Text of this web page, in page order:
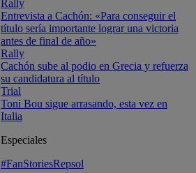
Rally
Entrevista a Cachón: «Para conseguir el
título sería importante lograr una victoria
antes de final de año»
Rally
Cachón sube al podio en Grecia y refuerza
su candidatura al título
Trial
Toni Bou sigue arrasando, esta vez en
Italia
Especiales
#FanStoriesRepsol